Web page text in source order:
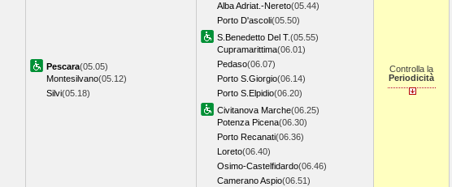
Pescara(05.05)
Montesilvano(05.12)
Silvi(05.18)
Alba Adriat.-Nereto(05.44)
Porto D'ascoli(05.50)
S.Benedetto Del T.(05.55)
Cupramarittima(06.01)
Pedaso(06.07)
Porto S.Giorgio(06.14)
Porto S.Elpidio(06.20)
Civitanova Marche(06.25)
Potenza Picena(06.30)
Porto Recanati(06.36)
Loreto(06.40)
Osimo-Castelfidardo(06.46)
Camerano Aspio(06.51)
Controlla la
Periodicità